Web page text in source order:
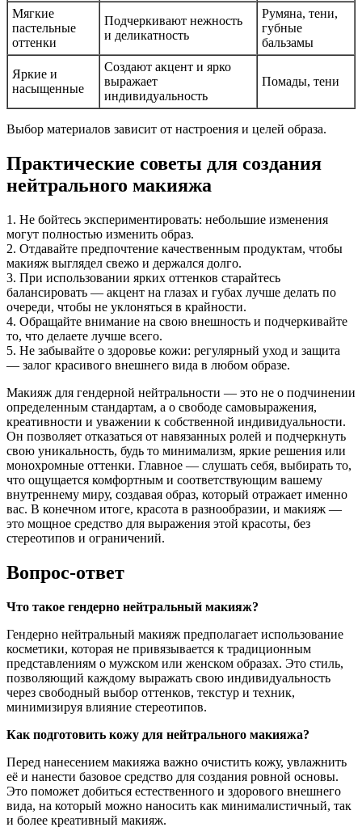
Мягкие
пастельные
оттенки
Подчеркивают нежность
и деликатность
Румяна, тени,
губные
бальзамы
Яркие и
насыщенные
Создают акцент и ярко
выражает
индивидуальность
Помады, тени
Выбор материалов зависит от настроения и целей образа.
Практические советы для создания
нейтрального макияжа
1. Не бойтесь экспериментировать: небольшие изменения
могут полностью изменить образ.
2. Отдавайте предпочтение качественным продуктам, чтобы
макияж выглядел свежо и держался долго.
3. При использовании ярких оттенков старайтесь
балансировать — акцент на глазах и губах лучше делать по
очереди, чтобы не уклоняться в крайности.
4. Обращайте внимание на свою внешность и подчеркивайте
то, что делаете лучше всего.
5. Не забывайте о здоровье кожи: регулярный уход и защита
— залог красивого внешнего вида в любом образе.
Макияж для гендерной нейтральности — это не о подчинении
определенным стандартам, а о свободе самовыражения,
креативности и уважении к собственной индивидуальности.
Он позволяет отказаться от навязанных ролей и подчеркнуть
свою уникальность, будь то минимализм, яркие решения или
монохромные оттенки. Главное — слушать себя, выбирать то,
что ощущается комфортным и соответствующим вашему
внутреннему миру, создавая образ, который отражает именно
вас. В конечном итоге, красота в разнообразии, и макияж —
это мощное средство для выражения этой красоты, без
стереотипов и ограничений.
Вопрос-ответ
Что такое гендерно нейтральный макияж?
Гендерно нейтральный макияж предполагает использование
косметики, которая не привязывается к традиционным
представлениям о мужском или женском образах. Это стиль,
позволяющий каждому выражать свою индивидуальность
через свободный выбор оттенков, текстур и техник,
минимизируя влияние стереотипов.
Как подготовить кожу для нейтрального макияжа?
Перед нанесением макияжа важно очистить кожу, увлажнить
её и нанести базовое средство для создания ровной основы.
Это поможет добиться естественного и здорового внешнего
вида, на который можно наносить как минималистичный, так
и более креативный макияж.